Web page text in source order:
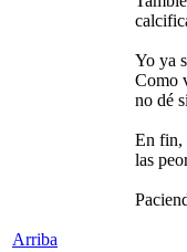
Yo ya
Como
no dé
En fin,
las
Arriba